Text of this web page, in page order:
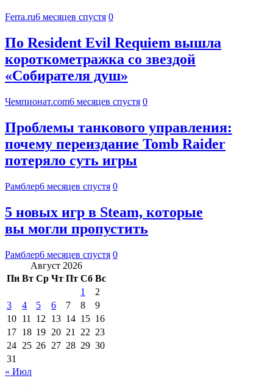
Ferra.ru6 месяцев спустя 0
По Resident Evil Requiem вышла
короткометражка со звездой
«Собирателя душ»
Чемпионат.com6 месяцев спустя 0
Проблемы танкового управления:
почему переиздание Tomb Raider
потеряло суть игры
Рамблер6 месяцев спустя 0
5 новых игр в Steam, которые
вы могли пропустить
Рамблер6 месяцев спустя 0
Август 2026
Пн Вт Ср Чт Пт Сб Вс
1
2
3
4 5 6 7 8
9
10 11 12 13 14 15 16
17 18 19 20 21 22 23
24 25 26 27 28 29 30
31
« Июл